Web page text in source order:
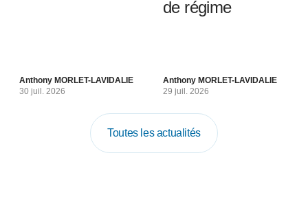
Anthony MORLET-LAVIDALIE
30 juil. 2026
de régime
Anthony MORLET-LAVIDALIE
29 juil. 2026
Toutes les actualités